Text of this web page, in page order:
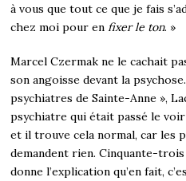
à vous que tout ce que je fais
chez moi pour en fixer le ton. »
Marcel Czermak ne le cachait
son angoisse devant la
psychiatres de Sainte-Anne »,
psychiatre qui était passé le
et il trouve cela normal, car les
demandent rien. Cinquante-
donne l’explication qu’en fait,